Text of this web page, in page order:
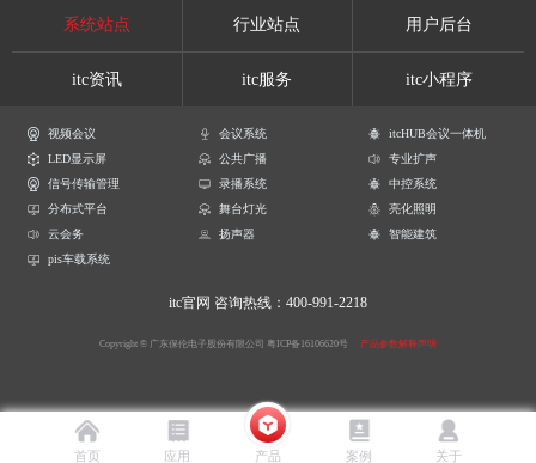
系统站点 行业站点 用户后台
itc资讯 itc服务 itc小程序
视频会议 会议系统
itcHUB会议一体机
LED显示屏
公共广播
专业扩声
信号传输管理
录播系统
中控系统
分布式平台
舞台灯光
亮化照明
云会务
扬声器
智能建筑
pis车载系统
itc官网 咨询热线：400-991-2218
Copyright © 广东保伦电子股份有限公司 粤ICP备16106620号 产品参数解释声明
首页 应用 产品 案例 关于